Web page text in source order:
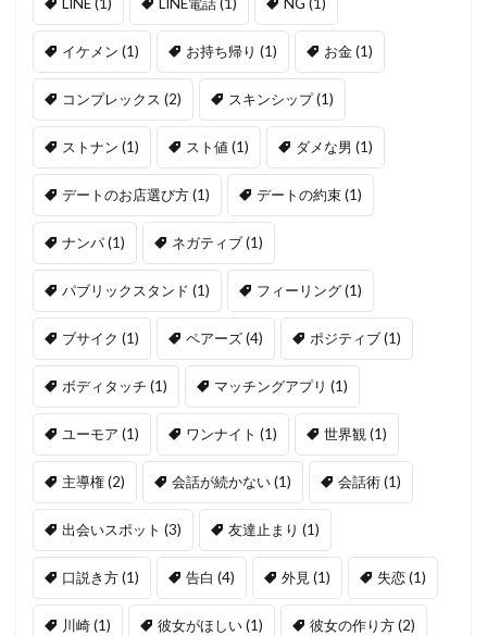
LINE(1) LINE電話(1) NG (1)
イケメン (1) お持ち帰り (1) お金(1)
コンプレックス (2) スキンシップ(1)
ストナン (1) スト値(1) ダメな男 (1)
デートのお店選び方(1) デートの約束(1)
ナンパ(1) ネガティブ(1)
パブリックスタンド (1) フィーリング(1)
ブサイク (1) ペアーズ(4) ポジティブ(1)
ボディタッチ (1) マッチングアプリ (1)
ユーモア (1) ワンナイト (1) 世界観(1)
主導権(2) 会話が続かない(1) 会話術(1)
出会いスポット (3) 友達止まり (1)
口説き方(1) 告白 (4) 外見(1) 失恋(1)
川崎(1) 彼女がほしい(1) 彼女の作り方(2)